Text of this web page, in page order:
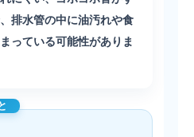
排水管の中に油汚れや食
っている可能性がありま